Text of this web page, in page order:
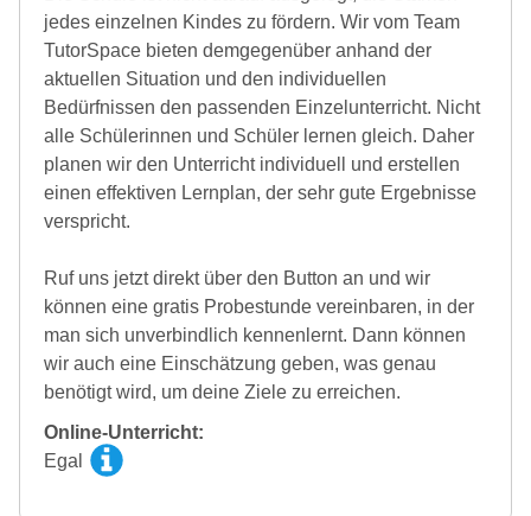
jedes einzelnen Kindes zu fördern. Wir vom Team
TutorSpace bieten demgegenüber anhand der
aktuellen Situation und den individuellen
Bedürfnissen den passenden Einzelunterricht. Nicht
alle Schülerinnen und Schüler lernen gleich. Daher
planen wir den Unterricht individuell und erstellen
einen effektiven Lernplan, der sehr gute Ergebnisse
verspricht.
Ruf uns jetzt direkt über den Button an und wir
können eine gratis Probestunde vereinbaren, in der
man sich unverbindlich kennenlernt. Dann können
wir auch eine Einschätzung geben, was genau
benötigt wird, um deine Ziele zu erreichen.
Online-Unterricht:
Egal